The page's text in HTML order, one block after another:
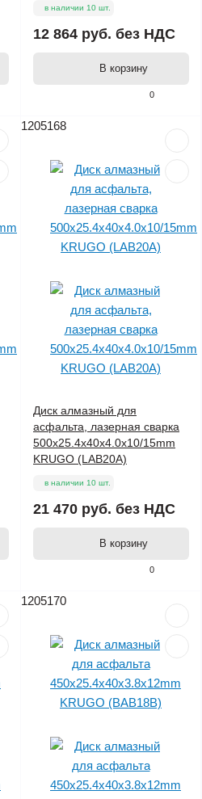
0
в наличии 10 шт.
12 864 руб. без НДС
В корзину
1205168
0
Диск алмазный для
асфальта, лазерная сварка
500x25.4x40x4.0x10/15mm
KRUGO (LAB20A)
в наличии 10 шт.
21 470 руб. без НДС
В корзину
1205170